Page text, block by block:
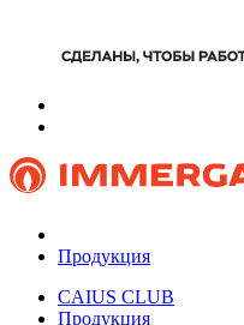
Продукция
CAIUS CLUB
Продукция